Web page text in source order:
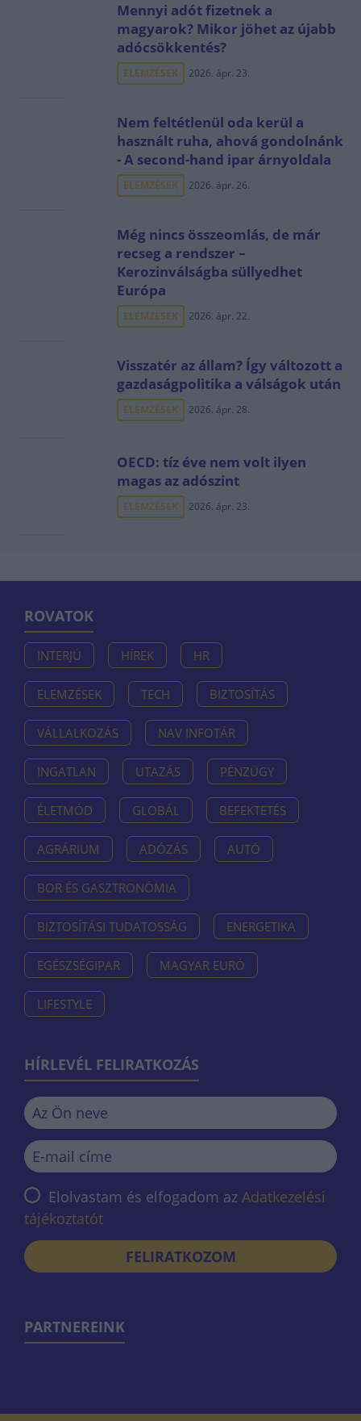
Mennyi adót fizetnek a
magyarok? Mikor jöhet az újabb
adócsökkentés?
ELEMZÉSEK 2026. ápr. 23.
Nem feltétlenül oda kerül a
használt ruha, ahová gondolnánk
- A second-hand ipar árnyoldala
ELEMZÉSEK 2026. ápr. 26.
Még nincs összeomlás, de már
recseg a rendszer –
Kerozinválságba süllyedhet
Európa
ELEMZÉSEK 2026. ápr. 22.
Visszatér az állam? Így változott a
gazdaságpolitika a válságok után
ELEMZÉSEK 2026. ápr. 28.
OECD: tíz éve nem volt ilyen
magas az adószint
ELEMZÉSEK 2026. ápr. 23.
ROVATOK
INTERJÚ HÍREK HR
ELEMZÉSEK TECH BIZTOSÍTÁS
VÁLLALKOZÁS NAV INFOTÁR
INGATLAN UTAZÁS PÉNZÜGY
ÉLETMÓD GLOBÁL BEFEKTETÉS
AGRÁRIUM ADÓZÁS AUTÓ
BOR ÉS GASZTRONÓMIA
BIZTOSÍTÁSI TUDATOSSÁG ENERGETIKA
EGÉSZSÉGIPAR MAGYAR EURÓ
LIFESTYLE
HÍRLEVÉL FELIRATKOZÁS
Elolvastam és elfogadom az Adatkezelési
tájékoztatót
FELIRATKOZOM
PARTNEREINK